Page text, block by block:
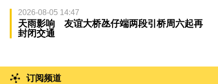
2026-08-05 14:47
天雨影响 友谊大桥氹仔端两段引桥周六起再
封闭交通
订阅频道